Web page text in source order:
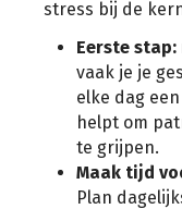
stress bij de
Eerste
vaak je je
elke dag
helpt om
te grijpen.
Maak tijd
Plan